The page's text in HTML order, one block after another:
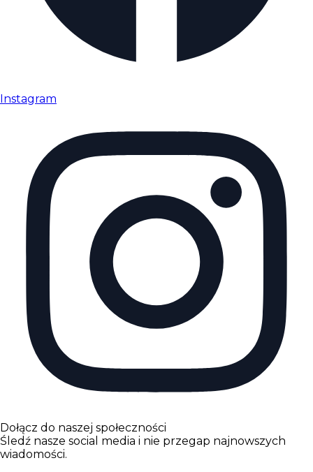
Instagram
Dołącz do naszej społeczności
Śledź nasze social media i nie przegap najnowszych
wiadomości.